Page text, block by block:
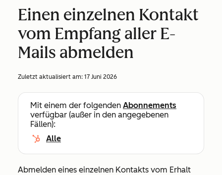
Einen einzelnen Kontakt
vom Empfang aller E-
Mails abmelden
Zuletzt aktualisiert am: 17 Juni 2026
Mit einem der folgenden Abonnements
verfügbar (außer in den angegebenen
Fällen):
Alle
Abmelden eines einzelnen Kontakts vom Erhalt